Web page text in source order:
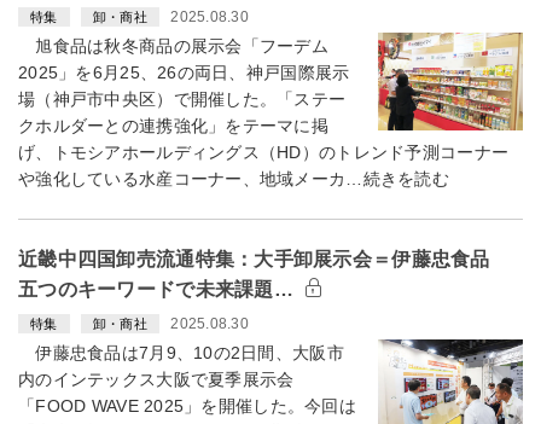
特集 卸・商社 2025.08.30
旭食品は秋冬商品の展示会「フーデム
2025」を6月25、26の両日、神戸国際展示
場（神戸市中央区）で開催した。「ステー
クホルダーとの連携強化」をテーマに掲
げ、トモシアホールディングス（HD）のトレンド予測コーナー
や強化している水産コーナー、地域メーカ…続きを読む
近畿中四国卸売流通特集：大手卸展示会＝伊藤忠食品
五つのキーワードで未来課題…
特集 卸・商社 2025.08.30
伊藤忠食品は7月9、10の2日間、大阪市
内のインテックス大阪で夏季展示会
「FOOD WAVE 2025」を開催した。今回は